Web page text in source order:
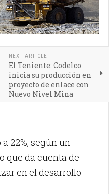
NEXT ARTICLE
El Teniente: Codelco
inicia su producción en
proyecto de enlace con
Nuevo Nivel Mina
22%, según un
que da cuenta de
en el desarrollo